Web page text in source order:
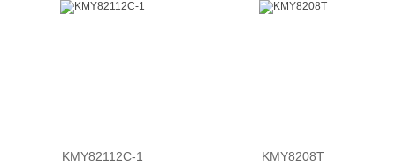
KMY82112C-1 KMY8208T